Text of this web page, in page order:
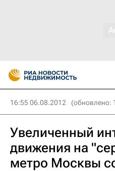
16:55 06.08.2012 (обновлено:
Увеличенный
движения на
метро Москвы